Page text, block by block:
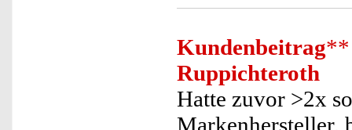
Kundenbeitrag**
Ruppichteroth
Hatte zuvor >2x
Markenhersteller,